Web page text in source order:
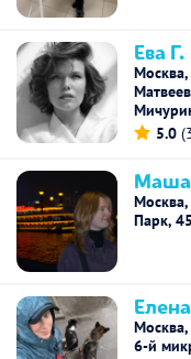
Ева Г.
5.0
Парк,
6-й